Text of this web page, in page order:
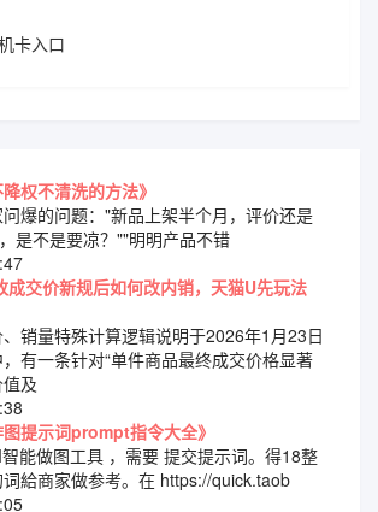
卡入口
权不清洗的方法》
爆的问题："新品上架半个月，评价还是
是不是要凉？""明明产品不错
成交价新规后如何改内销，天猫U先玩法
销量特殊计算逻辑说明于2026年1月23日
有一条针对“单件商品最终成交价格显著
及
图提示词prompt指令大全》
能做图工具 ，需要 提交提示词。得18整
給商家做参考。在 https://quick.taob